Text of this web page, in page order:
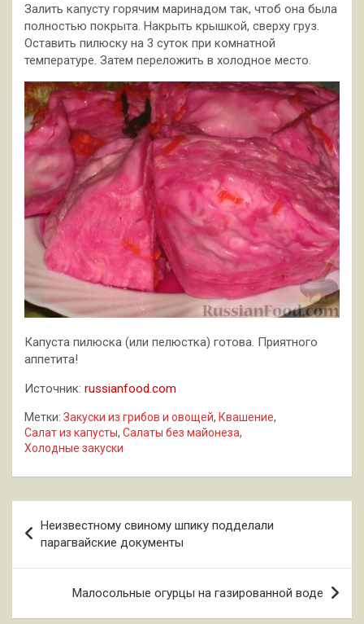
Залить капусту горячим маринадом так, чтоб она была
полностью покрыта. Накрыть крышкой, сверху груз.
Оставить пилюску на 3 суток при комнатной
температуре. Затем переложить в холодное место.
Капуста пилюска (или пелюстка) готова. Приятного
аппетита!
Источник: russianfood.com
Метки: Закуски из грибов и овощей, Квашение,
Салат из капусты, Салаты без майонеза,
Холодные закуски
по
записям
Неизвестному свиному шпику подделали
парагвайские документы
Малосольные огурцы на газированной воде